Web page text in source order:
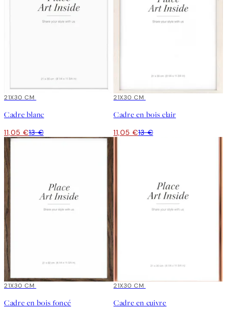
15%*
21X30 CM
Cadre blanc
11,05 €13 €
15%*
21X30 CM
Cadre en bois clair
11,05 €13 €
15%*
21X30 CM
Cadre en bois foncé
-50%
21X30 CM
Cadre en cuivre